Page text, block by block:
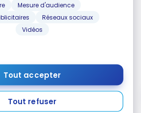
Mesure d'audience
Réseaux sociaux
Vidéos
Tout accepter
Tout refuser
année :124 $
à l'épicerie
pour l'essence